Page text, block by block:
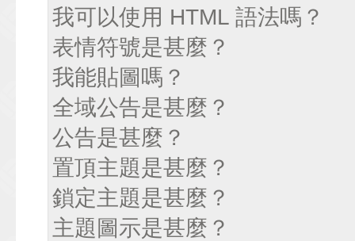
我可以使用 HTML 語法嗎？
表情符號是甚麼？
我能貼圖嗎？
全域公告是甚麼？
公告是甚麼？
置頂主題是甚麼？
鎖定主題是甚麼？
主題圖示是甚麼？